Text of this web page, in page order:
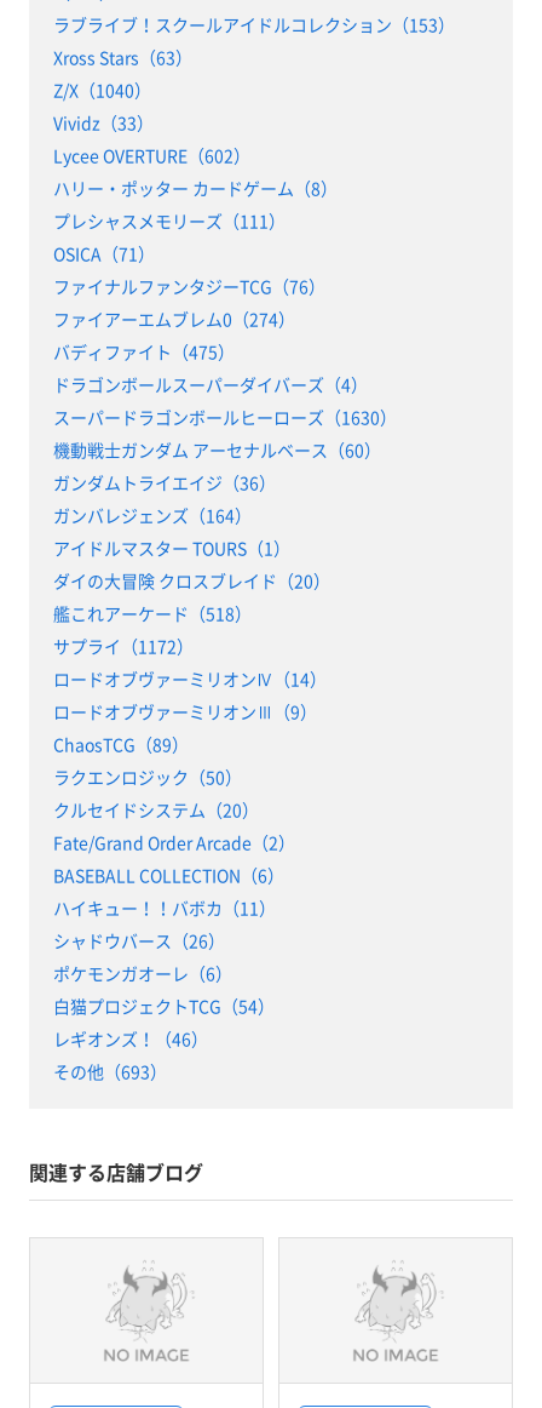
ラブライブ！スクールアイドルコレクション（153）
Xross Stars（63）
Z/X（1040）
Vividz（33）
Lycee OVERTURE（602）
ハリー・ポッター カードゲーム（8）
プレシャスメモリーズ（111）
OSICA（71）
ファイナルファンタジーTCG（76）
ファイアーエムブレム0（274）
バディファイト（475）
ドラゴンボールスーパーダイバーズ（4）
スーパードラゴンボールヒーローズ（1630）
機動戦士ガンダム アーセナルベース（60）
ガンダムトライエイジ（36）
ガンバレジェンズ（164）
アイドルマスター TOURS（1）
ダイの大冒険 クロスブレイド（20）
艦これアーケード（518）
サプライ（1172）
ロードオブヴァーミリオンⅣ（14）
ロードオブヴァーミリオンⅢ（9）
ChaosTCG（89）
ラクエンロジック（50）
クルセイドシステム（20）
Fate/Grand Order Arcade（2）
BASEBALL COLLECTION（6）
ハイキュー！！バボカ（11）
シャドウバース（26）
ポケモンガオーレ（6）
白猫プロジェクトTCG（54）
レギオンズ！（46）
その他（693）
関連する店舗ブログ